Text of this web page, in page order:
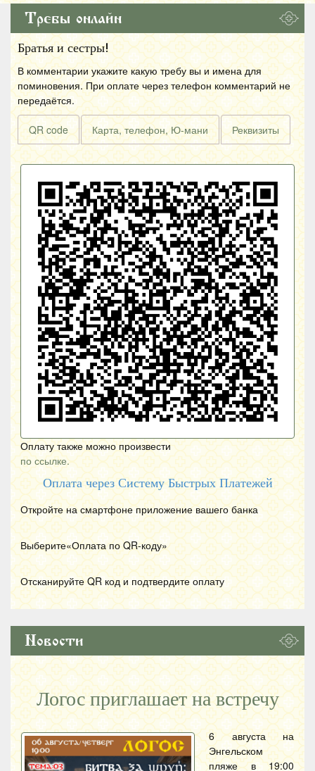
Требы онлайн
Братья и сестры!
В комментарии укажите какую требу вы и имена для
поминовения. При оплате через телефон комментарий не
передаётся.
QR code Карта, телефон, Ю-мани Реквизиты
Оплату также можно произвести
по ссылке.
Оплата через Систему Быстрых Платежей
Откройте на смартфоне приложение вашего банка
Выберите«Оплата по QR-коду»
Отсканируйте QR код и подтвердите оплату
Новости
Логос приглашает на встречу
6 августа на
Энгельском
пляже в 19:00